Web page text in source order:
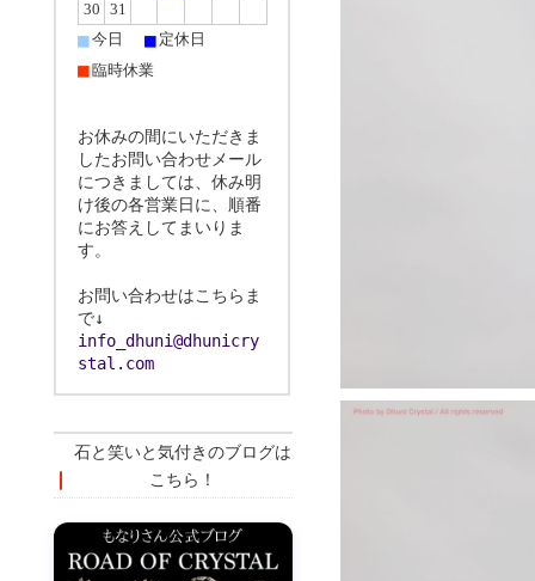
30
31
■今日 ■ 定休日
■臨時休業
お休みの間にいただきま
したお問い合わせメール
につきましては、休み明
け後の各営業日に、順番
にお答えしてまいりま
す。
お問い合わせはこちらま
で↓
info_dhuni@dhunicry
stal.com
石と笑いと気付きのブログは
こちら！